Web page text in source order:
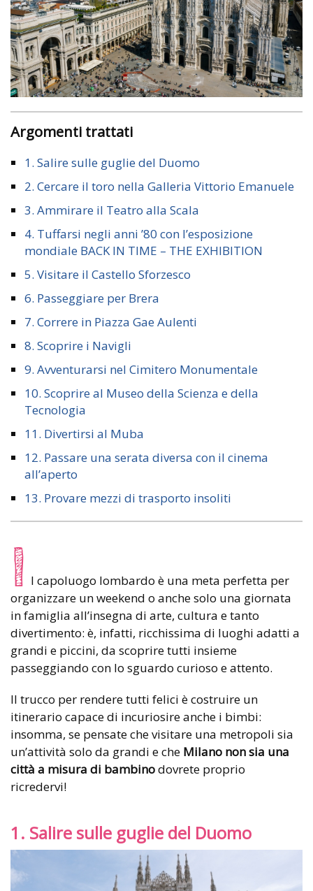
Argomenti trattati
1. Salire sulle guglie del Duomo
2. Cercare il toro nella Galleria Vittorio Emanuele
3. Ammirare il Teatro alla Scala
4. Tuffarsi negli anni ’80 con l’esposizione
mondiale BACK IN TIME – THE EXHIBITION
5. Visitare il Castello Sforzesco
6. Passeggiare per Brera
7. Correre in Piazza Gae Aulenti
8. Scoprire i Navigli
9. Avventurarsi nel Cimitero Monumentale
10. Scoprire al Museo della Scienza e della
Tecnologia
11. Divertirsi al Muba
12. Passare una serata diversa con il cinema
all’aperto
13. Provare mezzi di trasporto insoliti
I l capoluogo lombardo è una meta perfetta per
organizzare un weekend o anche solo una giornata
in famiglia all’insegna di arte, cultura e tanto
divertimento: è, infatti, ricchissima di luoghi adatti a
grandi e piccini, da scoprire tutti insieme
passeggiando con lo sguardo curioso e attento.
Il trucco per rendere tutti felici è costruire un
itinerario capace di incuriosire anche i bimbi:
insomma, se pensate che visitare una metropoli sia
un’attività solo da grandi e che Milano non sia una
città a misura di bambinodovrete proprio
ricredervi!
1. Salire sulle guglie del Duomo